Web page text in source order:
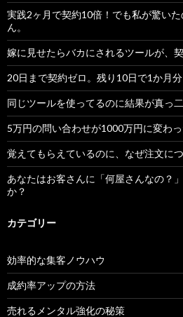
実践2ヶ月で契約10倍！でも私が驚い
ん。
嫁に見せたらバカにされるツールが、
20日まで契約ゼロ。残り10日で1か月
同じツールを使ってるのに結果が真っ
5万円の問い合わせが1000万円に変わ
覚えてもらえているのに、なぜ注文に
あなたはお客さんに「何屋さんなの？
か？
カテゴリー
効率的な集客ノウハウ
成約率アップの方法
売れるメンタル強化の秘策